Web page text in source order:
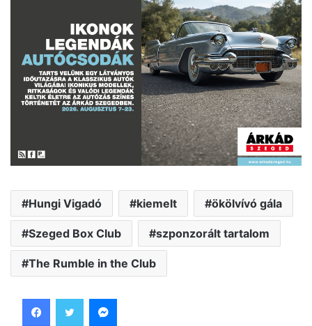
Hungi Vigadó kiemelt ökölvívó gála
Szeged Box Club szponzorált tartalom
The Rumble in the Club